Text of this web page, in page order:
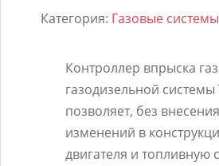
Категория: Газовые
Контроллер впрыска
газодизельной системы
позволяет, без внесения
изменений в
двигателя и топливную